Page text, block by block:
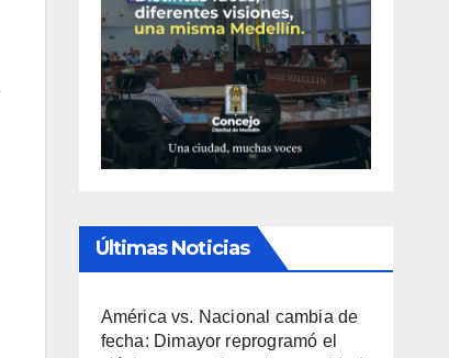
Últimas Noticias
América vs. Nacional cambia de
fecha: Dimayor reprogramó el